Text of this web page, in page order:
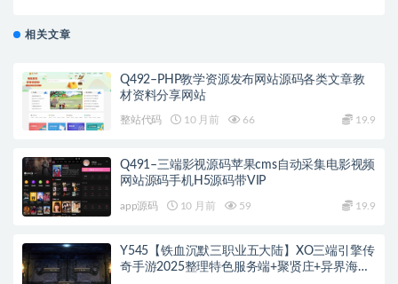
相关文章
Q492–PHP教学资源发布网站源码各类文章教
材资料分享网站
整站代码 10 月前 66 19.9
Q491–三端影视源码苹果cms自动采集电影视频
网站源码手机H5源码带VIP
app源码 10 月前 59 19.9
Y545【铁血沉默三职业五大陆】XO三端引擎传
奇手游2025整理特色服务端+聚贤庄+异界海岛